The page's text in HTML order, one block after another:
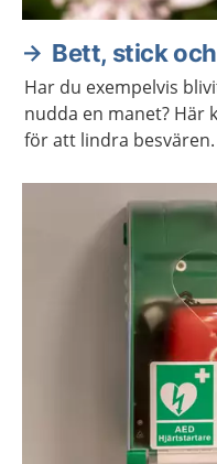
Bett, stick
Har du exempelvis
nudda en manet? Här
för att lindra besvären.